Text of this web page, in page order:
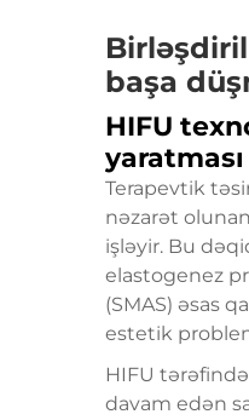
başa
HIFU
Terapevtik
nəzarət
işləyir. Bu
elastogenez
(SMAS) əsas
estetik
HIFU
davam edən